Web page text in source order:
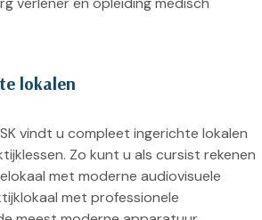
lokalen
vindt u compleet ingerichte lokalen
Zo kunt u als cursist rekenen
met moderne audiovisuele
met professionele